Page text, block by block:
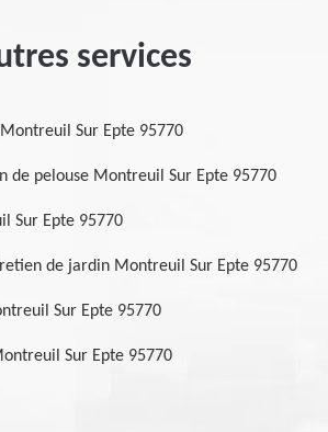
services
Sur Epte 95770
de pelouse Montreuil Sur Epte 95770
Sur Epte 95770
de jardin Montreuil Sur Epte 95770
Sur Epte 95770
Sur Epte 95770